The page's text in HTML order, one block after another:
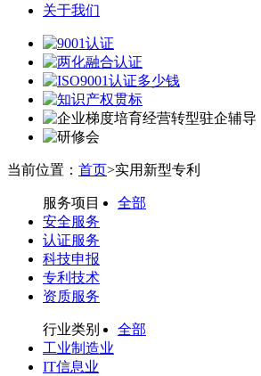
关于我们
当前位置： 首页>实用新型专利
服务项目
全部
安全服务
认证服务
科技申报
专利技术
资质服务
行业类别
全部
工业制造业
IT信息业